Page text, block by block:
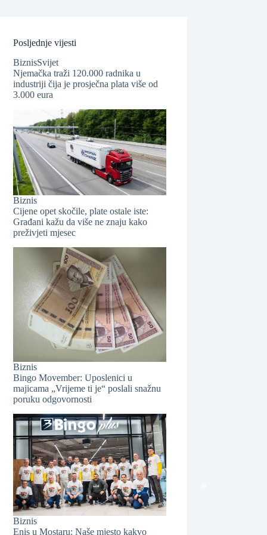
Posljednje vijesti
BiznisSvijet
Njemačka traži 120.000 radnika u
industriji čija je prosječna plata više od
3.000 eura
Biznis
Cijene opet skočile, plate ostale iste:
Građani kažu da više ne znaju kako
preživjeti mjesec
Biznis
Bingo Movember: Uposlenici u
majicama „Vrijeme ti je“ poslali snažnu
poruku odgovornosti
Biznis
Enis u Mostaru: Naše mjesto kakvo
❆
❆